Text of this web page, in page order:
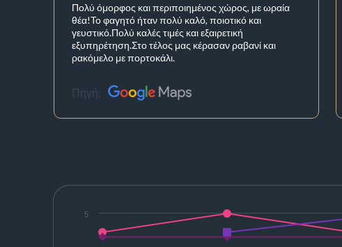
Πολύ όμορφος και περιποιημένος χώρος, με ωραία
θέα!Το φαγητό ήταν πολύ καλό, ποιοτικό και
γευστικό.Πολύ καλές τιμές και εξαιρετική
εξυπηρέτηση.Στο τέλος μας κέρασαν ραβανί και
ρακόμελο με πορτοκάλι.
Πηγή:
5